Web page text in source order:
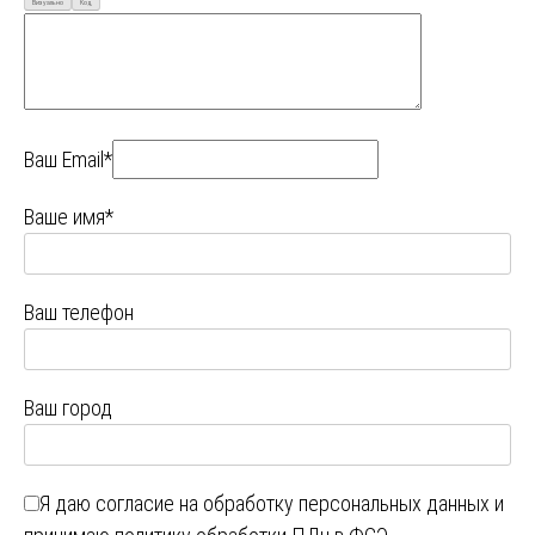
Визуально Код
Ваш Email*
Ваше имя*
Ваш телефон
Ваш город
Я даю согласие на обработку персональных данных и